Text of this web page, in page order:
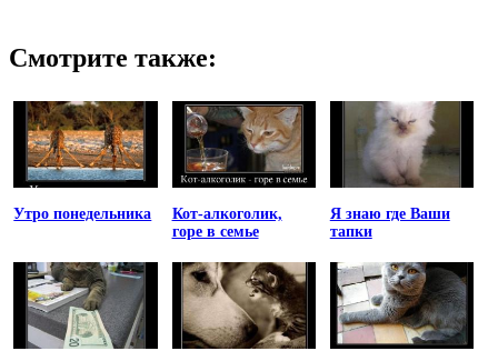
Смотрите также:
Утро понедельника
Кот-алкоголик,
горе в семье
Я знаю где Ваши
тапки